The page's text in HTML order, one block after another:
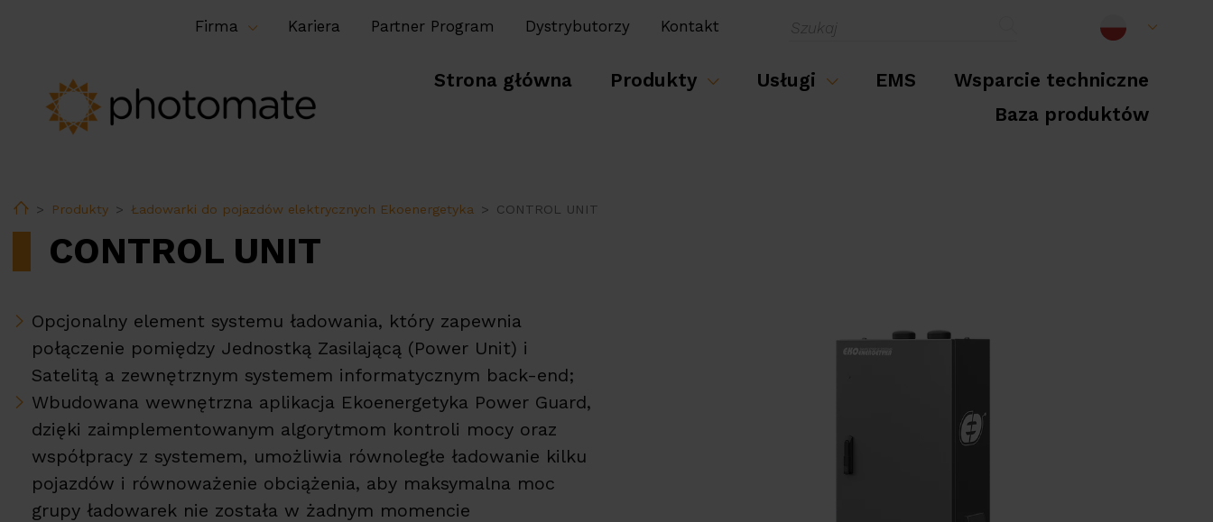
Firma Kariera Partner Program Dystrybutorzy Kontakt
Strona główna Produkty Usługi EMS
Wsparcie techniczne
Baza produktów
HomeProdukty Ładowarki do pojazdów elektrycznych Ekoenergetyka CONTROL UNIT
CONTROL UNIT
Opcjonalny element systemu ładowania, który zapewnia
połączenie pomiędzy Jednostką Zasilającą (Power Unit) i
Satelitą a zewnętrznym systemem informatycznym back-end;
Wbudowana wewnętrzna aplikacja Ekoenergetyka Power Guard,
dzięki zaimplementowanym algorytmom kontroli mocy oraz
współpracy z systemem, umożliwia równoległe ładowanie kilku
pojazdów i równoważenie obciążenia, aby maksymalna moc
grupy ładowarek nie została w żadnym momencie